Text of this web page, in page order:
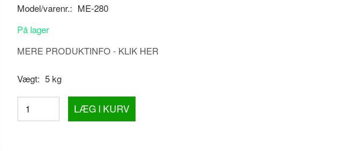
Model/varenr.: ME-280
På lager
MERE PRODUKTINFO - KLIK HER
Vægt: 5 kg
LÆG I KURV